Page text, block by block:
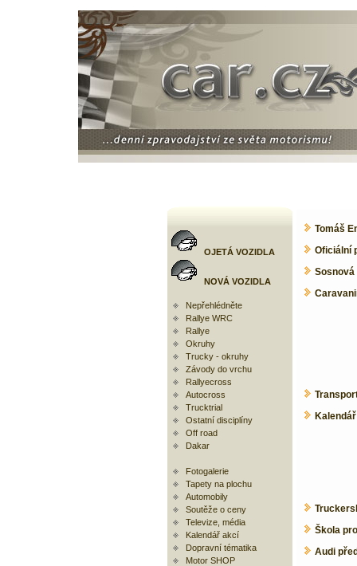
OJETÁ VOZIDLA
NOVÁ VOZIDLA
Nepřehlédněte
Rallye WRC
Rallye
Okruhy
Trucky - okruhy
Závody do vrchu
Rallyecross
Autocross
Trucktrial
Ostatní disciplíny
Off road
Dakar
Fotogalerie
Tapety na plochu
Automobily
Soutěže o ceny
Televize, média
Kalendář akcí
Dopravní tématika
Motor SHOP
Tomáš
Oficiální
Škola
Audi